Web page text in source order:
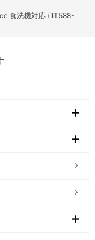
食洗機対応 (IIT588-